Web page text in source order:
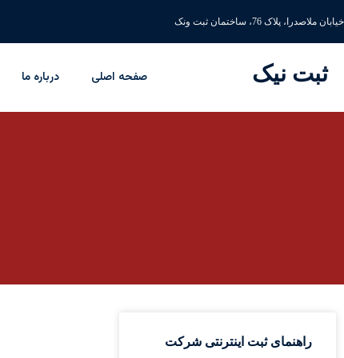
خیابان ملاصدرا، پلاک 76، ساختمان ثبت ونک
ثبت نیک صفحه اصلی درباره ما
راهنمای ثبت اینترنتی شرکت